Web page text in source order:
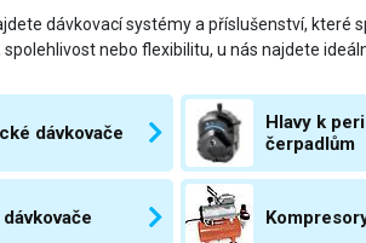
dávkovací systémy a příslušenství, které
nebo flexibilitu, u nás najdete
dávkovače
Hlavy k
čerpadlům